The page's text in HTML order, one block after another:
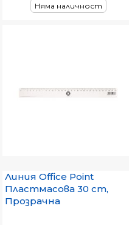
Няма наличност
Линия Office Point
Пластмасова 30 cm,
Прозрачна